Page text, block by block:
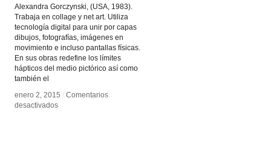
Alexandra Gorczynski, (USA, 1983).
Trabaja en collage y net art. Utiliza
tecnología digital para unir por capas
dibujos, fotografías, imágenes en
movimiento e incluso pantallas físicas.
En sus obras redefine los límites
hápticos del medio pictórico así como
también el
enero 2, 2015 / Comentarios
desactivadosen
enero 2, 2015 / Comentarios
desactivadosen